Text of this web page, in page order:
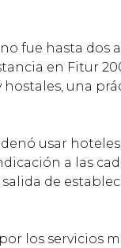
fue hasta dos
en Fitur
hostales, una
usar
a las
de
los servicios